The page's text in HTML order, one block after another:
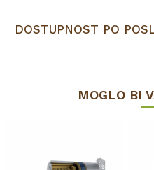
DOSTUPNOST PO
MOGLO BI